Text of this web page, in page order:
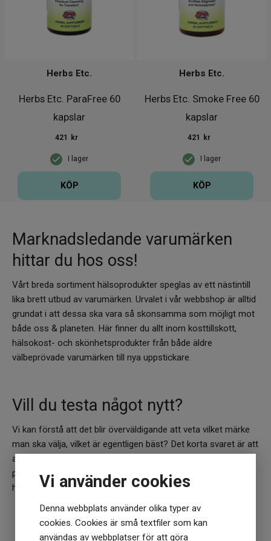
Vi använder cookies
Denna webbplats använder olika typer av
cookies. Cookies är små textfiler som kan
användas av webbplatser för att göra
Herbs Etc. ParaFree 60
kapslar
Herbs Etc.
I lager
421 kr
KÖP
Herbs Etc. Smoke Free 60
kapslar
Herbs Etc.
I lager
421 kr
KÖP
Marknadsledande varumärken
hittar du hos oss!
Vårt breda sortiment hälsoprodukter speglas av ett nästintill
lika brett utbud av varumärken. Urvalet i vår webbshop är alltid
grundat i att dessa ska vara så skonsamma som möjligt mot
både oss & planeten. Här finner du allt inom kosttillskott,
hälsokost- och skönhetsprodukter från både äldre
välbeprövade varumärken till nya uppstickare.
Vill du testa något nytt?
Vi kan förstå att det blir överväldigande att veta vilket märke
man ska välja, vilket är egentligen bäst? Det korta svaret är att
alla varumärken i shoppen uppfyller de höga kriterier som vi
på Jakobs Apotek har. Fortfarande osäker? Kontakta oss så
hjälper vi dig!
Kontakta vår kundtjänst